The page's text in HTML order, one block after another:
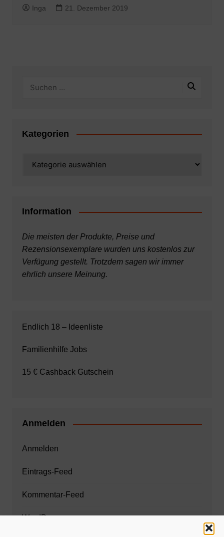
Inga 21. Dezember 2019
Kategorien
Information
Die meisten der Produkte, Preise und
Rezensionsexemplare wurden uns kostenlos zur
Verfügung gestellt. Trotzdem sagen wir immer
ehrlich unsere Meinung.
Endlich 18 – Ideenliste
Familienhilfe Jobs
15 € Cashback Gutschein
Anmelden
Anmelden
Eintrags-Feed
Kommentar-Feed
WordPress.org